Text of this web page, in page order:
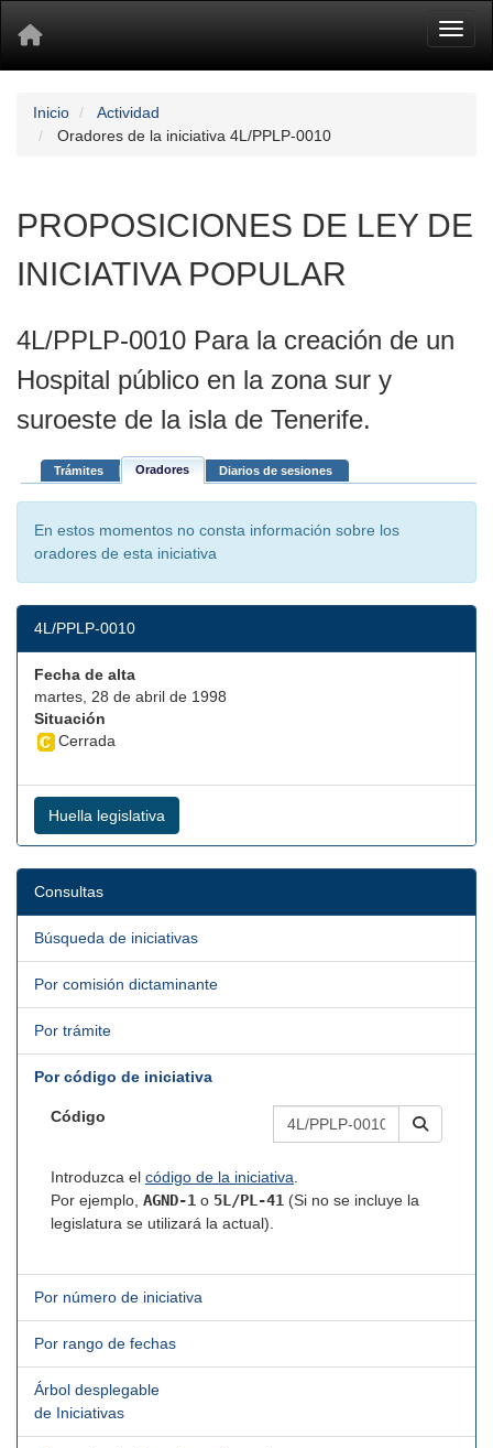
Inicio
Actividad
Oradores de la iniciativa 4L/PPLP-0010
PROPOSICIONES DE LEY DE
INICIATIVA POPULAR
4L/PPLP-0010 Para la creación de un
Hospital público en la zona sur y
suroeste de la isla de Tenerife.
Trámites Oradores Diarios de sesiones
En estos momentos no consta información sobre los
oradores de esta iniciativa
4L/PPLP-0010
Fecha de alta
martes, 28 de abril de 1998
Situación
Cerrada
Huella legislativa
Consultas
Búsqueda de iniciativas
Por comisión dictaminante
Por trámite
Por código de iniciativa
Código
Introduzca el código de la iniciativa.
Por ejemplo, AGND-1 o 5L/PL-41 (Si no se incluye la
legislatura se utilizará la actual).
Por número de iniciativa
Por rango de fechas
Árbol desplegable
de Iniciativas